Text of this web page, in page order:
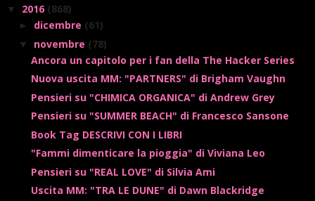
▼ 2016 (868)
► dicembre (61)
▼ novembre (78)
Ancora un capitolo per i fan della The Hacker Series
Nuova uscita MM: "PARTNERS" di Brigham Vaughn
Pensieri su "CHIMICA ORGANICA" di Andrew Grey
Pensieri su "SUMMER BEACH" di Francesco Sansone
Book Tag DESCRIVI CON I LIBRI
"Fammi dimenticare la pioggia" di Viviana Leo
Pensieri su "REAL LOVE" di Silvia Ami
Uscita MM: "TRA LE DUNE" di Dawn Blackridge